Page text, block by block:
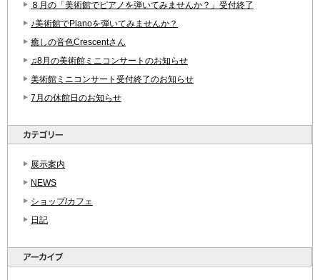
８月の「美術館でピアノを弾いてみませんか？」受付終了
♪美術館でPianoを弾いてみませんか？
癒しの音色Crescentさん
♫8月の美術館ミニコンサートのお知らせ
美術館ミニコンサート受付終了のお知らせ
7月の休館日のお知らせ
展示案内
NEWS
ショップ/カフェ
日記